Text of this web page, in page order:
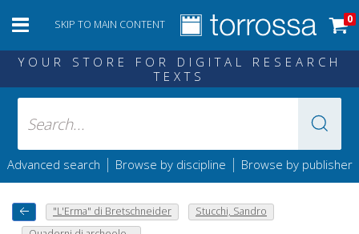
SKIP TO MAIN CONTENT 0
YOUR STORE FOR DIGITAL RESEARCH
TEXTS
Advanced search | Browse by discipline | Browse by publisher
"L'Erma" di Bretschneider
Stucchi, Sandro